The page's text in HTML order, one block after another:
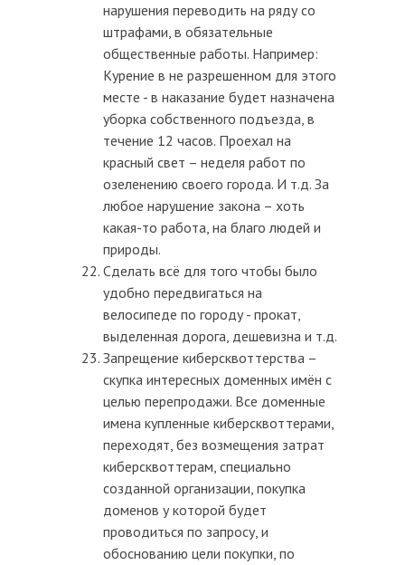
нарушения переводить на ряду со
штрафами, в обязательные
общественные работы. Например:
Курение в не разрешенном для этого
месте - в наказание будет назначена
уборка собственного подъезда, в
течение 12 часов. Проехал на
красный свет – неделя работ по
озеленению своего города. И т.д. За
любое нарушение закона – хоть
какая-то работа, на благо людей и
природы.
Сделать всё для того чтобы было
удобно передвигаться на
велосипеде по городу - прокат,
выделенная дорога, дешевизна и т.д.
Запрещение киберсквоттерства –
скупка интересных доменных имён с
целью перепродажи. Все доменные
имена купленные киберсквоттерами,
переходят, без возмещения затрат
киберсквоттерам, специально
созданной организации, покупка
доменов у которой будет
проводиться по запросу, и
обоснованию цели покупки, по